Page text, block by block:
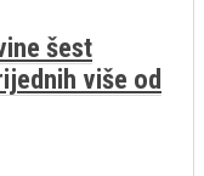
šest
više od